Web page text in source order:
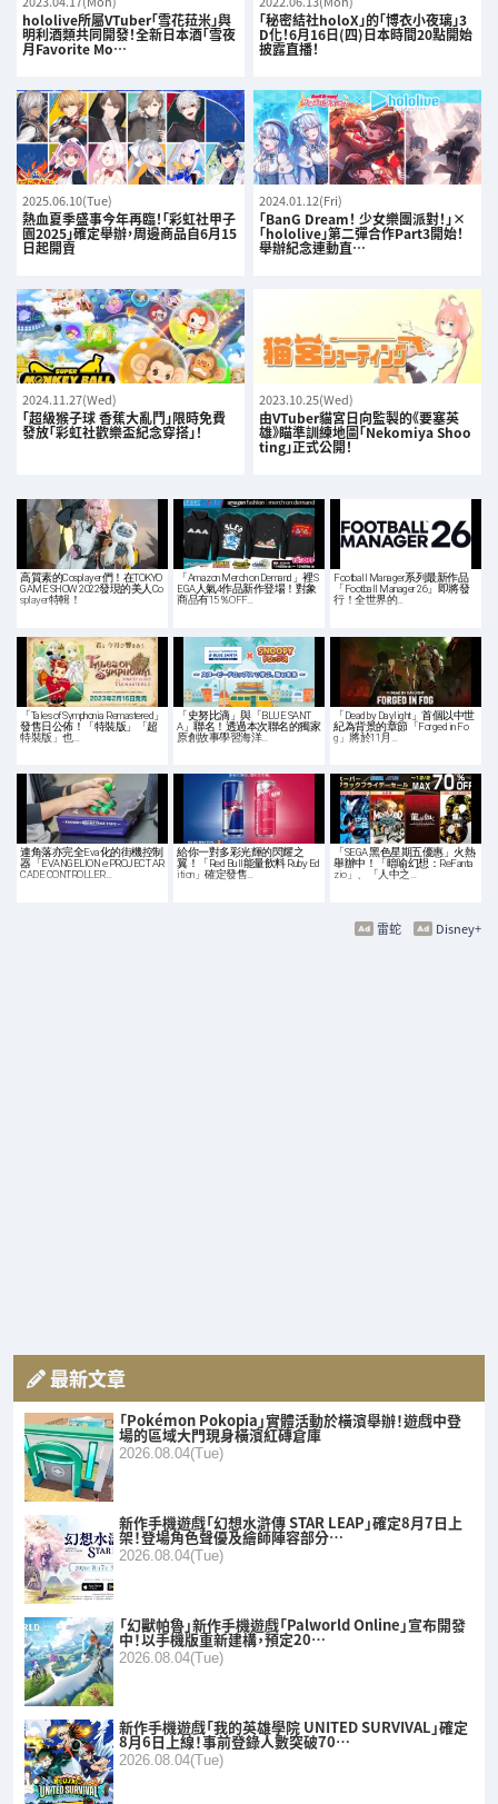
hololive所屬VTuber「雪花菈米」與
明利酒類共同開發！全新日本酒「雪夜
月Favorite Mo…
「秘密結社holoX」的「博衣小夜璃」3
D化！6月16日(四)日本時間20點開始
披露直播！
2025.06.10(Tue)
熱血夏季盛事今年再臨！「彩虹社甲子
園2025」確定舉辦，周邊商品自6月15
日起開賣
2024.01.12(Fri)
「BanG Dream！ 少女樂團派對！」×
「hololive」第二彈合作Part3開始！
舉辦紀念連動直…
2024.11.27(Wed)
「超級猴子球 香蕉大亂鬥」限時免費
發放「彩虹社歡樂盃紀念穿搭」！
2023.10.25(Wed)
由VTuber貓宮日向監製的《要塞英
雄》瞄準訓練地圖「Nekomiya Shoo
ting」正式公開！
高質素的Cosplayer們！在TOKYO
GAME SHOW 2022發現的美人Co
splayer特輯！
「Amazon Merch on Demand」裡S
EGA人氣4作品新作登場！對象
商品有15％OFF…
Football Manager系列最新作品
「Football Manager 26」即將發
行！全世界的…
「Tales of Symphonia Remastered」
發售日公佈！「特裝版」「超
特裝版」也…
「史努比滴」與「BLUE SANT
A」聯名！透過本次聯名的獨家
原創故事學習海洋…
「Dead by Daylight」首個以中世
紀為背景的章節「Forged in Fo
g」將於11月…
連角落亦完全Eva化的街機控制
器「EVANGELION e:PROJECT AR
CADE CONTROLLER…
給你一對多彩光輝的閃耀之
翼！「Red Bull能量飲料 Ruby Ed
ition」確定發售…
「SEGA 黑色星期五優惠」火熱
舉辦中！「暗喻幻想：ReFanta
zio」、「人中之…
Disney+
雷蛇
最新文章
「Pokémon Pokopia」實體活動於橫濱舉辦！遊戲中登
場的區域大門現身橫濱紅磚倉庫
2026.08.04(Tue)
新作手機遊戲「幻想水滸傳 STAR LEAP」確定8月7日上
架！登場角色聲優及繪師陣容部分…
2026.08.04(Tue)
「幻獸帕魯」新作手機遊戲「Palworld Online」宣布開發
中！以手機版重新建構，預定20…
2026.08.04(Tue)
新作手機遊戲「我的英雄學院 UNITED SURVIVAL」確定
8月6日上線！事前登錄人數突破70…
2026.08.04(Tue)